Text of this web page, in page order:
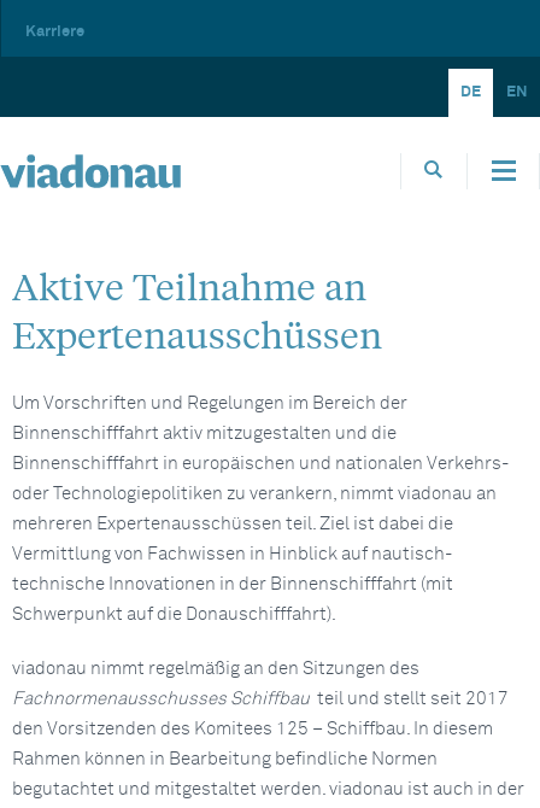
Karriere
DE EN
Aktive Teilnahme an
Expertenausschüssen
Um Vorschriften und Regelungen im Bereich der
Binnenschifffahrt aktiv mitzugestalten und die
Binnenschifffahrt in europäischen und nationalen Verkehrs-
oder Technologiepolitiken zu verankern, nimmt viadonau an
mehreren Expertenausschüssen teil. Ziel ist dabei die
Vermittlung von Fachwissen in Hinblick auf nautisch-
technische Innovationen in der Binnenschifffahrt (mit
Schwerpunkt auf die Donauschifffahrt).
viadonau nimmt regelmäßig an den Sitzungen des
Fachnormenausschusses Schiffbau teil und stellt seit 2017
den Vorsitzenden des Komitees 125 – Schiffbau. In diesem
Rahmen können in Bearbeitung befindliche Normen
begutachtet und mitgestaltet werden. viadonau ist auch in der